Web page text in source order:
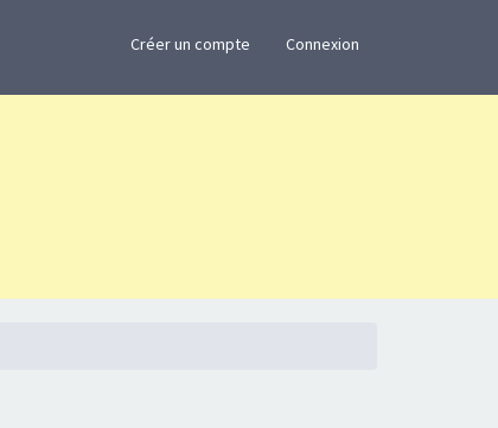
Créer un compte Connexion